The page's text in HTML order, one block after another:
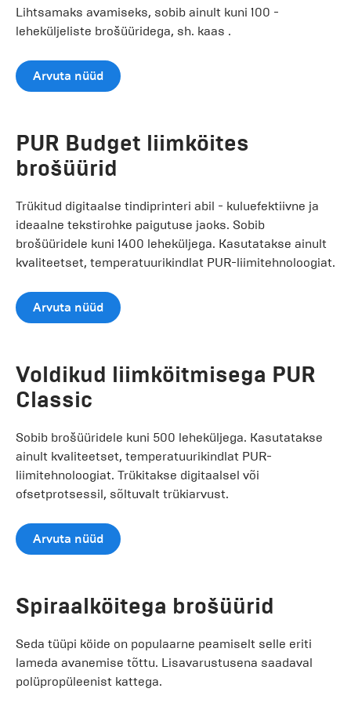
Lihtsamaks avamiseks, sobib ainult kuni 100 -
leheküljeliste brošüüridega, sh. kaas .
Arvuta nüüd
PUR Budget liimköites
brošüürid
Trükitud digitaalse tindiprinteri abil - kuluefektiivne ja
ideaalne tekstirohke paigutuse jaoks. Sobib
brošüüridele kuni 1400 leheküljega. Kasutatakse ainult
kvaliteetset, temperatuurikindlat PUR-liimitehnoloogiat.
Arvuta nüüd
Voldikud liimköitmisega PUR
Classic
Sobib brošüüridele kuni 500 leheküljega. Kasutatakse
ainult kvaliteetset, temperatuurikindlat PUR-
liimitehnoloogiat. Trükitakse digitaalsel või
ofsetprotsessil, sõltuvalt trükiarvust.
Arvuta nüüd
Spiraalköitega brošüürid
Seda tüüpi köide on populaarne peamiselt selle eriti
lameda avanemise tõttu. Lisavarustusena saadaval
polüpropüleenist kattega.